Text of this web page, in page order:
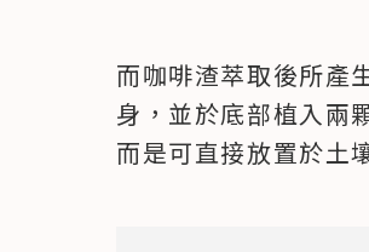
而咖啡渣萃取後所產
身，並於底部植入兩
而是可直接放置於土